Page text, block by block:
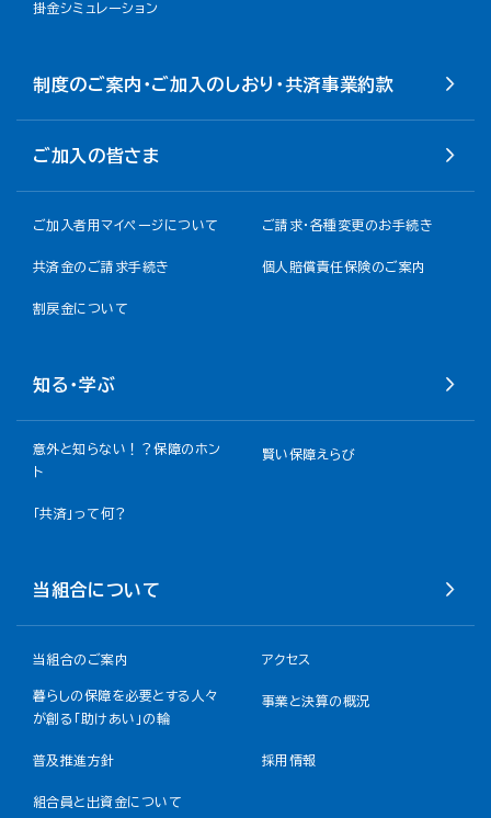
掛金シミュレーション
制度のご案内・ご加入のしおり・共済事業約款
ご加入の皆さま
ご加入者用マイページについて ご請求・各種変更のお手続き
共済金のご請求手続き 個人賠償責任保険のご案内
割戻金について​
知る・学ぶ
意外と知らない！？保障のホン
ト
賢い保障えらび
「共済」って何？
当組合について
当組合のご案内 アクセス
暮らしの保障を必要とする人々
が創る「助けあい」の輪
事業と決算の概況
普及推進方針 採用情報
組合員と出資金について